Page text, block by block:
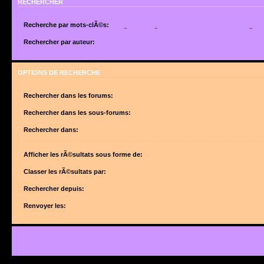
RECHERCHER
Recherche par mots-clÃ©s:
suite de mots sÃ©parÃ©s par des
Utilisez un * comme joker pour des recherches partielles.
Rechercher par auteur:
OPTIONS DE RECHERCHE
Rechercher dans les forums:
forums sont automatiquement inclus si vous ne dÃ©sactivez pas lâ€™option ci-
Rechercher dans les sous-forums:
Rechercher dans:
Afficher les rÃ©sultats sous forme de:
Classer les rÃ©sultats par:
Rechercher depuis:
Renvoyer les: